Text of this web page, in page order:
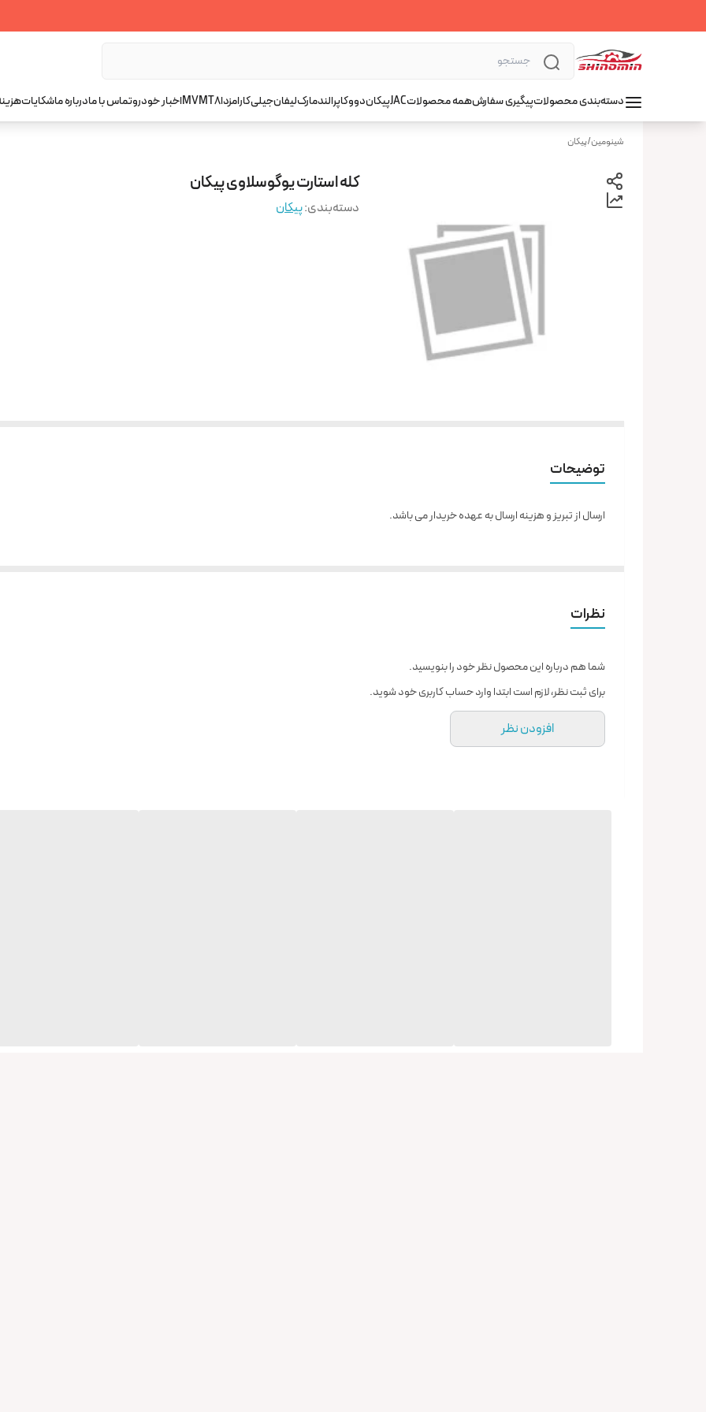
دسته‌بندی محصولاتپیگیری سفارشهمه محصولاتJACپیکاندووکاپرالندمارکلیفانجیلیکارامزداT8
MVMاخبار خودروتماس با مادرباره ماشکایات
شینومین/پیکان
کله استارت یوگوسلاوی پیکان
دسته‌بندی:پیکان
توضیحات
ارسال از تبریز و هزینه ارسال به عهده خریدار می باشد.
نظرات
شما هم درباره این محصول نظر خود را بنویسید.
برای ثبت نظر، لازم است ابتدا وارد حساب کاربری خود شوید.
افزودن نظر